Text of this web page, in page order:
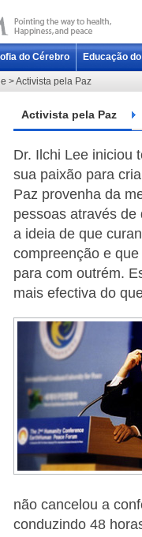
do Cérebro Educação
> Activista pela Paz
Activista pela Paz
Dr. Ilchi Lee iniciou
sua paixão para
Paz provenha da
pessoas através de
a ideia de que
compreenção e
para com outrém.
mais efectiva do
não cancelou a
conduzindo 48